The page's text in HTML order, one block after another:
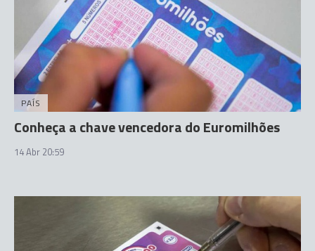
PAÍS
Conheça a chave vencedora do Euromilhões
14 Abr 20:59